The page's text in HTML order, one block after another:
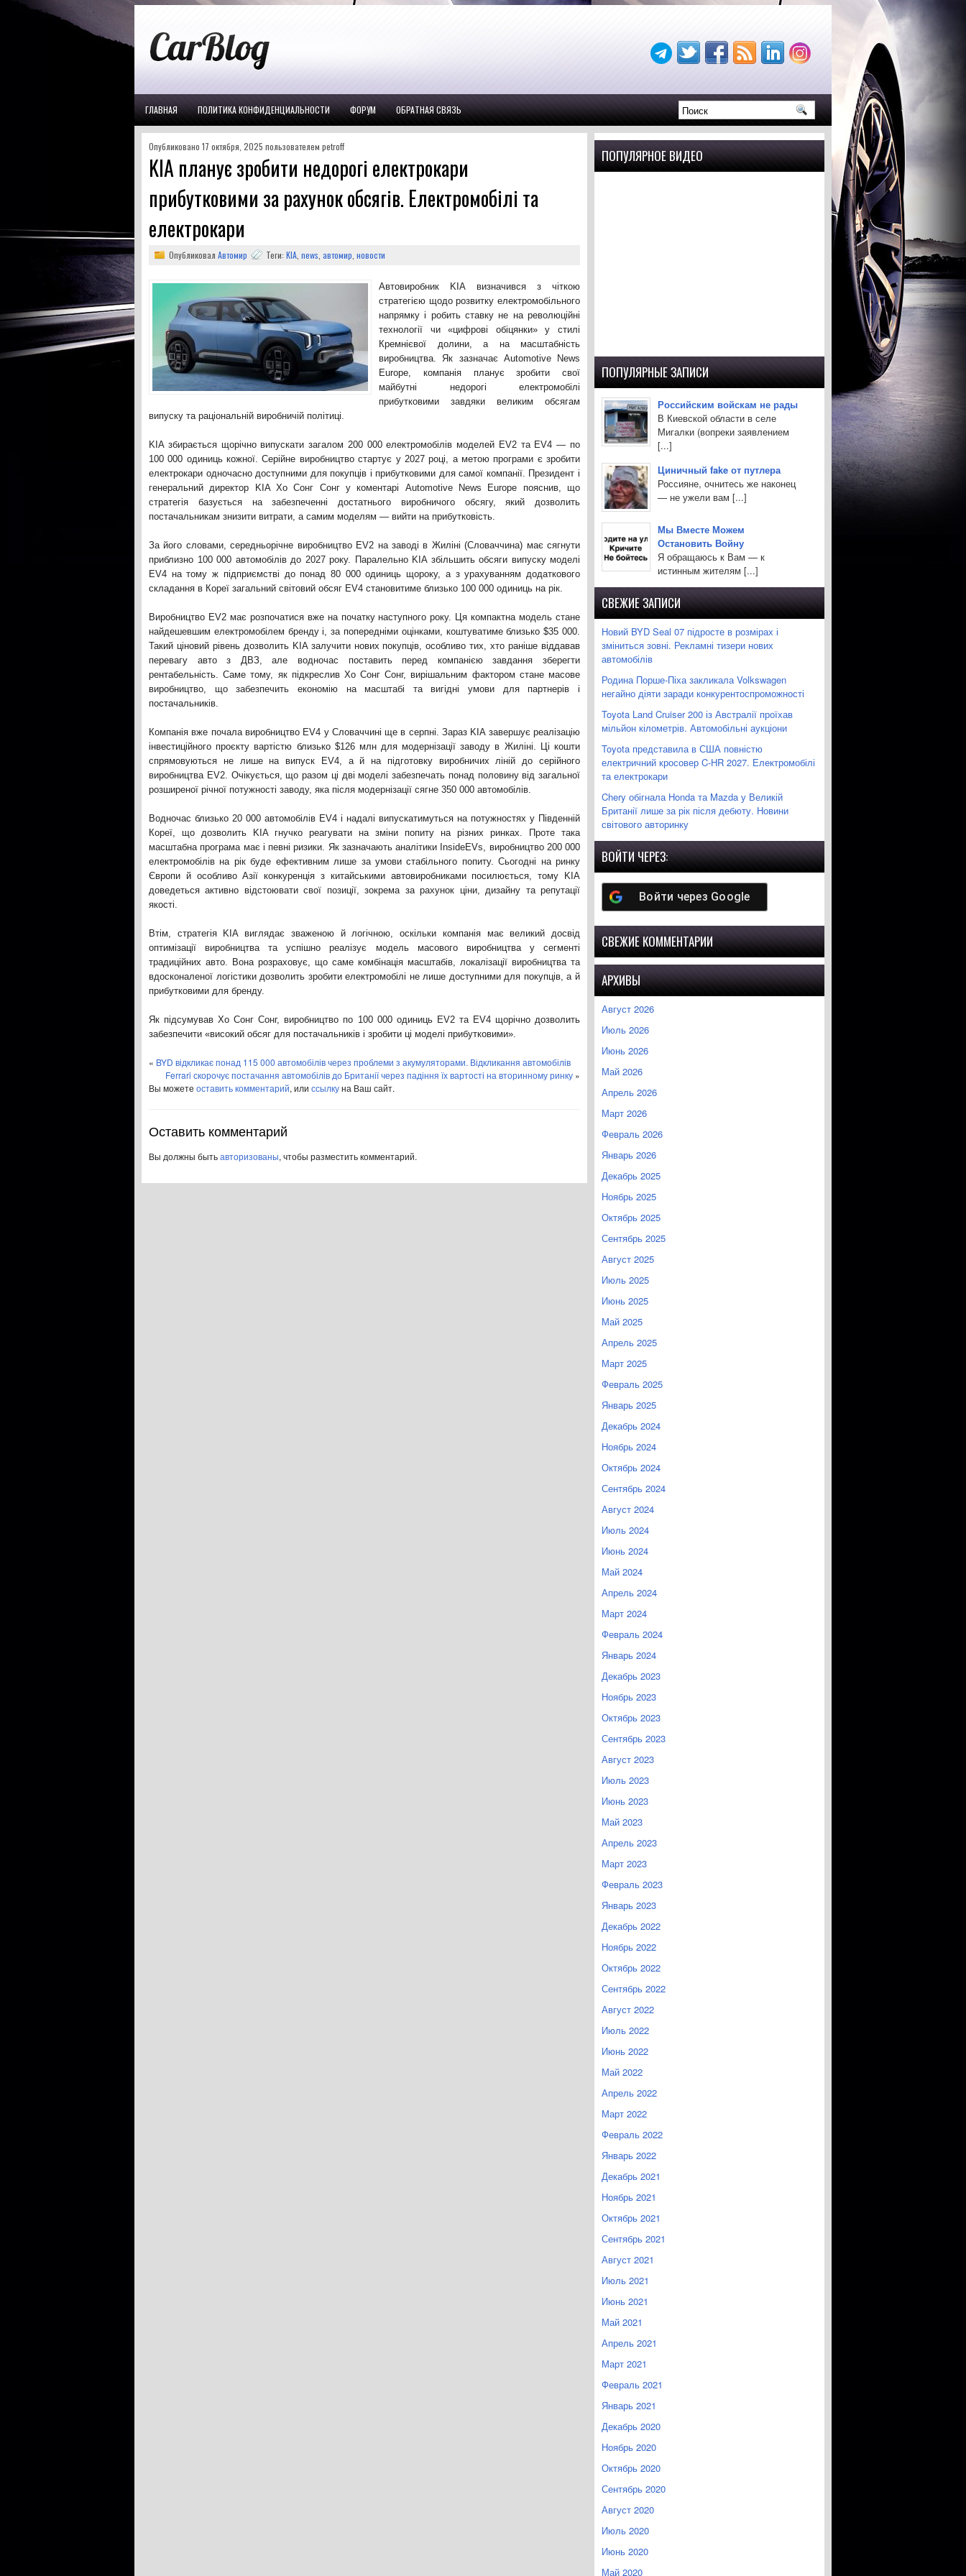
ГЛАВНАЯ ПОЛИТИКА КОНФИДЕНЦИАЛЬНОСТИ ФОРУМ ОБРАТНАЯ СВЯЗЬ
Опубликовано 17 октября, 2025 пользователем petroff
KIA планує зробити недорогі електрокари
прибутковими за рахунок обсягів. Електромобілі та
електрокари
Опубликовал Автомир Теги: KIA news автомир новости
Автовиробник KIA визначився з чіткою
стратегією щодо розвитку електромобільного
напрямку і робить ставку не на революційні
технології чи «цифрові обіцянки» у стилі
Кремнієвої долини, а на масштабність
виробництва. Як зазначає Automotive News
Europe, компанія планує зробити свої
майбутні недорогі електромобілі
прибутковими завдяки великим обсягам
випуску та раціональній виробничій політиці.
KIA збирається щорічно випускати загалом 200 000 електромобілів моделей EV2 та EV4 — по
100 000 одиниць кожної. Серійне виробництво стартує у 2027 році, а метою програми є зробити
електрокари одночасно доступними для покупців і прибутковими для самої компанії. Президент і
генеральний директор KIA Хо Сонг Сонг у коментарі Automotive News Europe пояснив, що
стратегія базується на забезпеченні достатнього виробничого обсягу, який дозволить
постачальникам знизити витрати, а самим моделям — вийти на прибутковість.
За його словами, середньорічне виробництво EV2 на заводі в Жиліні (Словаччина) має сягнути
приблизно 100 000 автомобілів до 2027 року. Паралельно KIA збільшить обсяги випуску моделі
EV4 на тому ж підприємстві до понад 80 000 одиниць щороку, а з урахуванням додаткового
складання в Кореї загальний світовий обсяг EV4 становитиме близько 100 000 одиниць на рік.
Виробництво EV2 має розпочатися вже на початку наступного року. Ця компактна модель стане
найдешевшим електромобілем бренду і, за попередніми оцінками, коштуватиме близько $35 000.
Такий ціновий рівень дозволить KIA залучити нових покупців, особливо тих, хто раніше віддавав
перевагу авто з ДВЗ, але водночас поставить перед компанією завдання зберегти
рентабельність. Саме тому, як підкреслив Хо Сонг Сонг, вирішальним фактором стане масове
виробництво, що забезпечить економію на масштабі та вигідні умови для партнерів і
постачальників.
Компанія вже почала виробництво EV4 у Словаччині ще в серпні. Зараз KIA завершує реалізацію
інвестиційного проєкту вартістю близько $126 млн для модернізації заводу в Жиліні. Ці кошти
спрямовуються не лише на випуск EV4, а й на підготовку виробничих ліній до серійного
виробництва EV2. Очікується, що разом ці дві моделі забезпечать понад половину від загальної
розширеної річної потужності заводу, яка після модернізації сягне 350 000 автомобілів.
Водночас близько 20 000 автомобілів EV4 і надалі випускатимуться на потужностях у Південній
Кореї, що дозволить KIA гнучко реагувати на зміни попиту на різних ринках. Проте така
масштабна програма має і певні ризики. Як зазначають аналітики InsideEVs, виробництво 200 000
електромобілів на рік буде ефективним лише за умови стабільного попиту. Сьогодні на ринку
Європи й особливо Азії конкуренція з китайськими автовиробниками посилюється, тому KIA
доведеться активно відстоювати свої позиції, зокрема за рахунок ціни, дизайну та репутації
якості.
Втім, стратегія KIA виглядає зваженою й логічною, оскільки компанія має великий досвід
оптимізації виробництва та успішно реалізує модель масового виробництва у сегменті
традиційних авто. Вона розраховує, що саме комбінація масштабів, локалізації виробництва та
вдосконаленої логістики дозволить зробити електромобілі не лише доступними для покупців, а й
прибутковими для бренду.
Як підсумував Хо Сонг Сонг, виробництво по 100 000 одиниць EV2 та EV4 щорічно дозволить
забезпечити «високий обсяг для постачальників і зробити ці моделі прибутковими».
« BYD відкликає понад 115 000 автомобілів через проблеми з акумуляторами. Відкликання автомобілів
Ferrari скорочує постачання автомобілів до Британії через падіння їх вартості на вторинному ринку »
Вы можете оставить комментарий, или ссылкуна Ваш сайт.
Оставить комментарий
Вы должны бытьавторизованы, чтобы разместить комментарий.
ПОПУЛЯРНОЕ ВИДЕО
ПОПУЛЯРНЫЕ ЗАПИСИ
Российским войскам не рады
В Киевской области в селе
Мигалки (вопреки заявлением
[...]
Циничный fake от путлера
Россияне, очнитесь же наконец
— не ужели вам [...]
Мы Вместе Можем
Остановить Войну
Я обращаюсь к Вам — к
истинным жителям [...]
СВЕЖИЕ ЗАПИСИ
Новий BYD Seal 07 підросте в розмірах і
зміниться зовні. Рекламні тизери нових
автомобілів
Родина Порше-Піха закликала Volkswagen
негайно діяти заради конкурентоспроможності
Toyota Land Cruiser 200 із Австралії проїхав
мільйон кілометрів. Автомобільні аукціони
Toyota представила в США повністю
електричний кросовер C-HR 2027. Електромобілі
та електрокари
Chery обігнала Honda та Mazda у Великій
Британії лише за рік після дебюту. Новини
світового авторинку
ВОЙТИ ЧЕРЕЗ:
Войти через Google
СВЕЖИЕ КОММЕНТАРИИ
АРХИВЫ
Август 2026
Июль 2026
Июнь 2026
Май 2026
Апрель 2026
Март 2026
Февраль 2026
Январь 2026
Декабрь 2025
Ноябрь 2025
Октябрь 2025
Сентябрь 2025
Август 2025
Июль 2025
Июнь 2025
Май 2025
Апрель 2025
Март 2025
Февраль 2025
Январь 2025
Декабрь 2024
Ноябрь 2024
Октябрь 2024
Сентябрь 2024
Август 2024
Июль 2024
Июнь 2024
Май 2024
Апрель 2024
Март 2024
Февраль 2024
Январь 2024
Декабрь 2023
Ноябрь 2023
Октябрь 2023
Сентябрь 2023
Август 2023
Июль 2023
Июнь 2023
Май 2023
Апрель 2023
Март 2023
Февраль 2023
Январь 2023
Декабрь 2022
Ноябрь 2022
Октябрь 2022
Сентябрь 2022
Август 2022
Июль 2022
Июнь 2022
Май 2022
Апрель 2022
Март 2022
Февраль 2022
Январь 2022
Декабрь 2021
Ноябрь 2021
Октябрь 2021
Сентябрь 2021
Август 2021
Июль 2021
Июнь 2021
Май 2021
Апрель 2021
Март 2021
Февраль 2021
Январь 2021
Декабрь 2020
Ноябрь 2020
Октябрь 2020
Сентябрь 2020
Август 2020
Июль 2020
Июнь 2020
Май 2020